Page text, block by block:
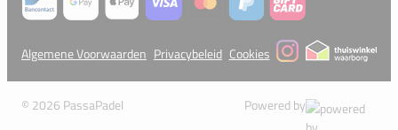
Algemene Voorwaarden Privacybeleid Cookies
© 2026 PassaPadel Powered by